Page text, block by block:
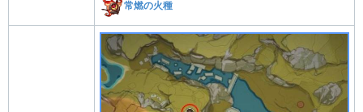
常燃の火種